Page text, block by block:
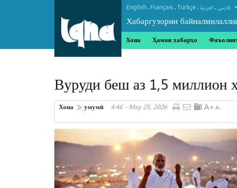
English. Français.Türkçe. العربیة.فارسی
Хабаргузории
Хона Ҳамаи хабарҳо
Вуруди беш аз 1,5 миллион
Хона умумӣ 4:46 - May 25, 2026